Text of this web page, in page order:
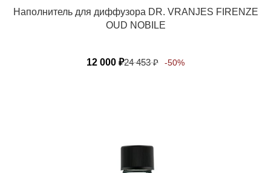
Наполнитель для диффузора DR. VRANJES FIRENZE
OUD NOBILE
12 000 ₽24 453₽ -50%